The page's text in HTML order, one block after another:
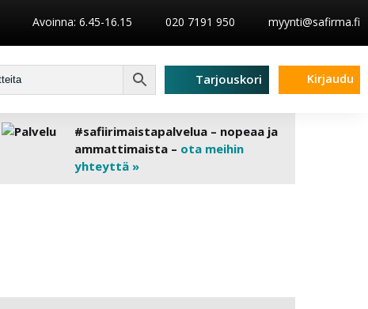
Avoinna: 6.45-16.15 020 7191 950 myynti@safirma.fi
Tarjouskori Kirjaudu
#safiirimaistapalvelua – nopeaa ja
ammattimaista – ota meihin
yhteyttä »